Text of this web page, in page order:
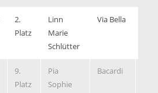
2.
Platz
Linn
Marie
Schlütter
Via Bella
9.
Platz
Pia
Sophie
Bacardi